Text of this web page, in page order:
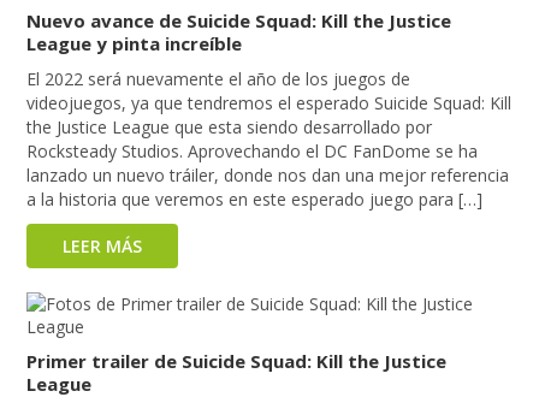
Nuevo avance de Suicide Squad: Kill the Justice
League y pinta increíble
El 2022 será nuevamente el año de los juegos de
videojuegos, ya que tendremos el esperado Suicide Squad: Kill
the Justice League que esta siendo desarrollado por
Rocksteady Studios. Aprovechando el DC FanDome se ha
lanzado un nuevo tráiler, donde nos dan una mejor referencia
a la historia que veremos en este esperado juego para […]
LEER MÁS
Primer trailer de Suicide Squad: Kill the Justice
League